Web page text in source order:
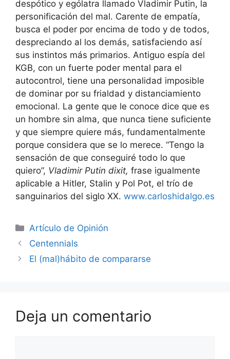
despótico y ególatra llamado Vladimir Putin, la
personificación del mal. Carente de empatía,
busca el poder por encima de todo y de todos,
despreciando al los demás, satisfaciendo así
sus instintos más primarios. Antiguo espía del
KGB, con un fuerte poder mental para el
autocontrol, tiene una personalidad imposible
de dominar por su frialdad y distanciamiento
emocional. La gente que le conoce dice que es
un hombre sin alma, que nunca tiene suficiente
y que siempre quiere más, fundamentalmente
porque considera que se lo merece. “Tengo la
sensación de que conseguiré todo lo que
quiero”, Vladimir Putin dixit, frase igualmente
aplicable a Hitler, Stalin y Pol Pot, el trío de
sanguinarios del siglo XX. www.carloshidalgo.es
Artículo de Opinión
Centennials
El (mal)hábito de compararse
Deja un comentario